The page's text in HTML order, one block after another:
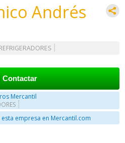
Andrés
Contactar
Mercantil
empresa en Mercantil.com